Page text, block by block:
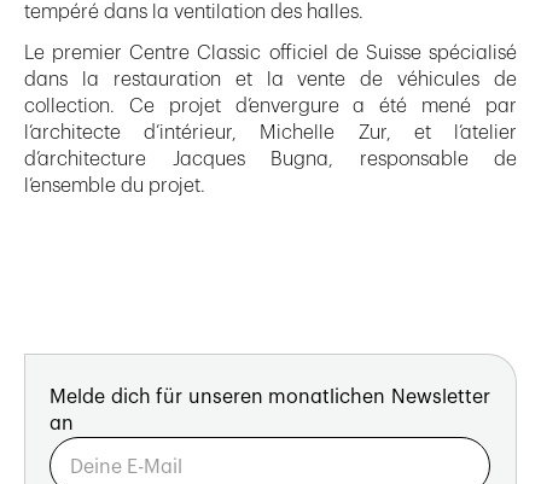
tempéré dans la ventilation des halles.
Le premier Centre Classic officiel de Suisse spécialisé
dans la restauration et la vente de véhicules de
collection. Ce projet d’envergure a été mené par
l’architecte d’intérieur, Michelle Zur, et l’atelier
d’architecture Jacques Bugna, responsable de
l’ensemble du projet.
Melde dich für unseren monatlichen Newsletter
an